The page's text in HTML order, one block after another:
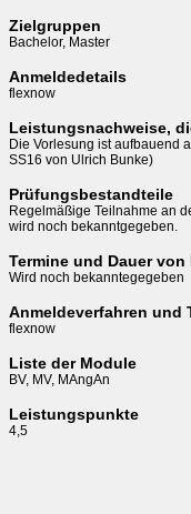
Zielgruppen
Bachelor, Master
Anmeldedetails
flexnow
Leistungsnachweise,
Die Vorlesung ist aufbauend
SS16 von Ulrich Bunke)
Prüfungsbestandteile
Regelmäßige Teilnahme an
wird noch bekanntgegeben.
Termine und Dauer
Wird noch bekanntegegeben
Anmeldeverfahren und
flexnow
Liste der Module
BV, MV, MAngAn
Leistungspunkte
4,5